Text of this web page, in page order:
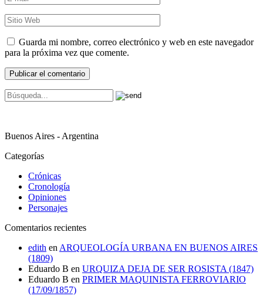
Guarda mi nombre, correo electrónico y web en este navegador
para la próxima vez que comente.
Buenos Aires - Argentina
Categorías
Crónicas
Cronología
Opiniones
Personajes
Comentarios recientes
edith en ARQUEOLOGÍA URBANA EN BUENOS AIRES
(1809)
Eduardo B en URQUIZA DEJA DE SER ROSISTA (1847)
Eduardo B en PRIMER MAQUINISTA FERROVIARIO
(17/09/1857)